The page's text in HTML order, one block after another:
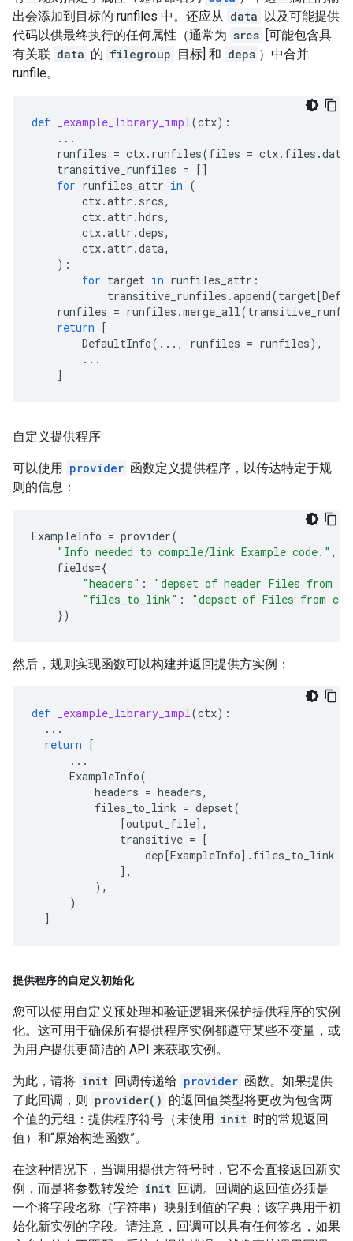
出会添加到目标的 runfiles 中。还应从 data 以及可能提供
代码以供最终执行的任何属性（通常为 srcs [可能包含具
有关联 data 的 filegroup 目标] 和 deps ）中合并
runfile。
def _example_library_impl(ctx):
...
runfiles = ctx. runfiles(files = ctx. files .data
transitive_runfiles = []
for runfiles_attr in (
ctx.attr . srcs,
ctx.attr .hdrs,
ctx.attr .deps,
ctx.attr .data,
):
for target in runfiles_attr :
transitive_runfiles .append(target[
runfiles = runfiles .merge_all(
return [
DefaultInfo( ... , runfiles = runfiles),
...
]
自定义提供程序
可以使用 provider 函数定义提供程序，以传达特定于规
则的信息：
ExampleInfo = provider(
"Info needed to compile/link Example code." ,
fields={
"headers" :
"depset of header Files from
"files_to_link" :
"depset of Files from
})
然后，规则实现函数可以构建并返回提供方实例：
def _example_library_impl(ctx):
...
return [
...
ExampleInfo(
headers = headers,
files_to_link = depset(
[output_file],
transitive = [
dep[ExampleInfo] . files_to_link
],
),
)
]
提供程序的自定义初始化
您可以使用自定义预处理和验证逻辑来保护提供程序的实例
化。这可用于确保所有提供程序实例都遵守某些不变量，或
为用户提供更简洁的 API 来获取实例。
为此，请将 init 回调传递给 provider 函数。如果提供
了此回调，则 provider() 的返回值类型将更改为包含两
个值的元组：提供程序符号（未使用 init 时的常规返回
值）和“原始构造函数”。
在这种情况下，当调用提供方符号时，它不会直接返回新实
例，而是将参数转发给 init 回调。回调的返回值必须是
一个将字段名称（字符串）映射到值的字典；该字典用于初
始化新实例的字段。请注意，回调可以具有任何签名，如果